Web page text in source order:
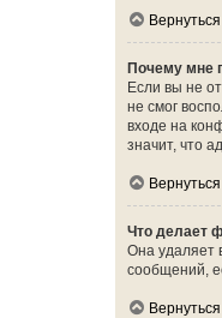
Почему мне
Если вы не
не смог
входе на
значит, что
Что делает
Она удаляет
сообщений,